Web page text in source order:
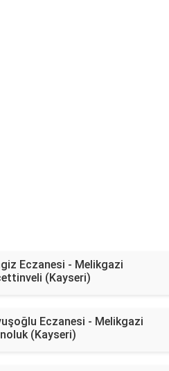
Eczanesi - Melikgazi
(Kayseri)
Eczanesi - Melikgazi
(Kayseri)